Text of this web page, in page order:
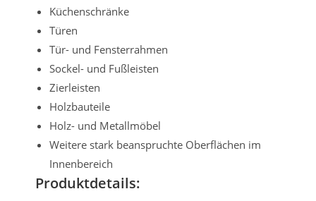
Küchenschränke
Türen
Tür- und Fensterrahmen
Sockel- und Fußleisten
Zierleisten
Holzbauteile
Holz- und Metallmöbel
Weitere stark beanspruchte Oberflächen im
Innenbereich
Produktdetails: